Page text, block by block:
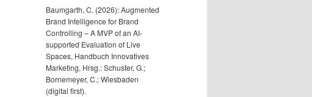
Baumgarth, C. (2026): Augmented
Brand Intelligence for Brand
Controlling – A MVP of an AI-
supported Evaluation of Live
Spaces, Handbuch Innovatives
Marketing, Hrsg.: Schuster, G.;
Bornemeyer, C.; Wiesbaden
(digital first).